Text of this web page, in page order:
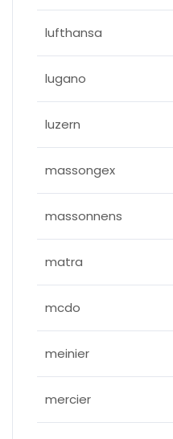
lufthansa
lugano
luzern
massongex
massonnens
matra
mcdo
meinier
mercier